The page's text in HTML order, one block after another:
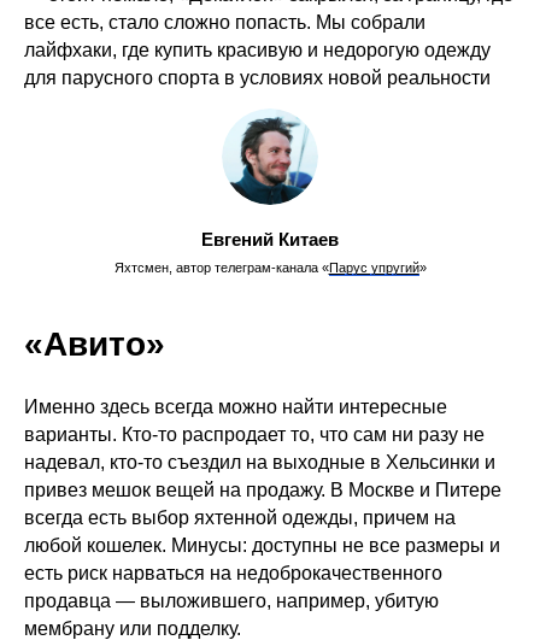
все есть, стало сложно попасть. Мы собрали
лайфхаки, где купить красивую и недорогую одежду
для парусного спорта в условиях новой реальности
Евгений Китаев
Яхтсмен, автор телеграм-канала «Парус упругий»
«Авито»
Именно здесь всегда можно найти интересные
варианты. Кто-то распродает то, что сам ни разу не
надевал, кто-то съездил на выходные в Хельсинки и
привез мешок вещей на продажу. В Москве и Питере
всегда есть выбор яхтенной одежды, причем на
любой кошелек. Минусы: доступны не все размеры и
есть риск нарваться на недоброкачественного
продавца — выложившего, например, убитую
мембрану или подделку.